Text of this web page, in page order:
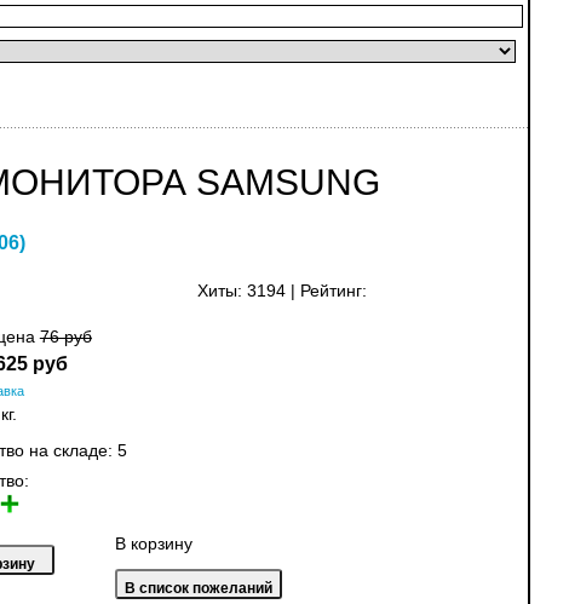
SAMSUNG
)
Хиты: 3194 Рейтинг:
76 руб
руб
на складе: 5
В корзину